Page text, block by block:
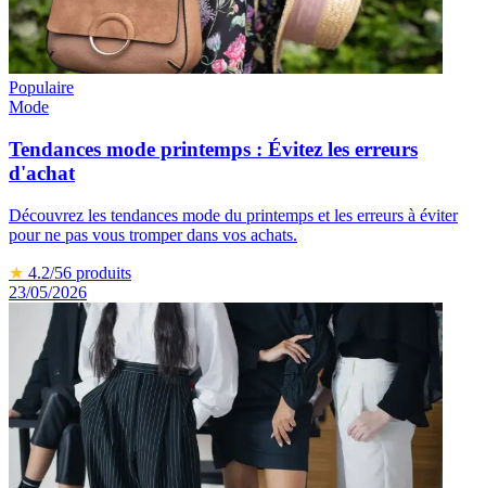
Populaire
Mode
Tendances mode printemps : Évitez les erreurs
d'achat
Découvrez les tendances mode du printemps et les erreurs à éviter
pour ne pas vous tromper dans vos achats.
★ 4.2/56 produits
23/05/2026